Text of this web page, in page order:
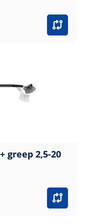
greep 2,5-20